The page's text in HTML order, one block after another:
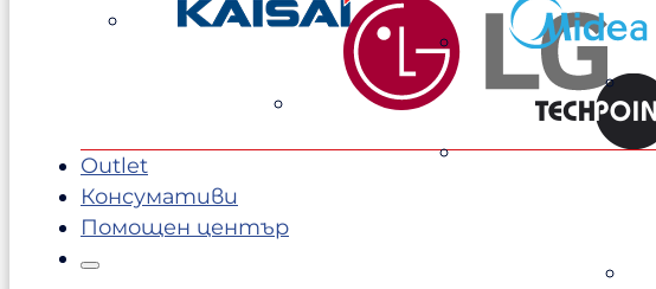
Outlet
Консумативи
Помощен център